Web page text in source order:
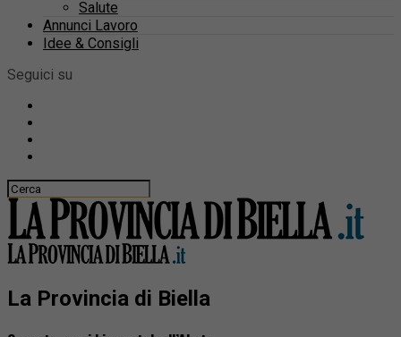
Salute
Annunci Lavoro
Idee & Consigli
Seguici su
La Provincia di Biella